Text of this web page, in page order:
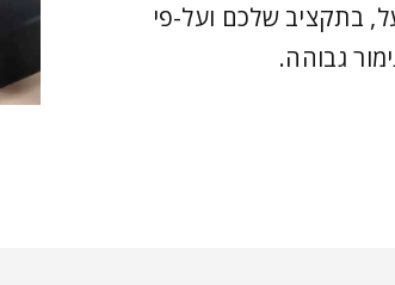
בתקציב שלכם ועל-פי
גבוהה.